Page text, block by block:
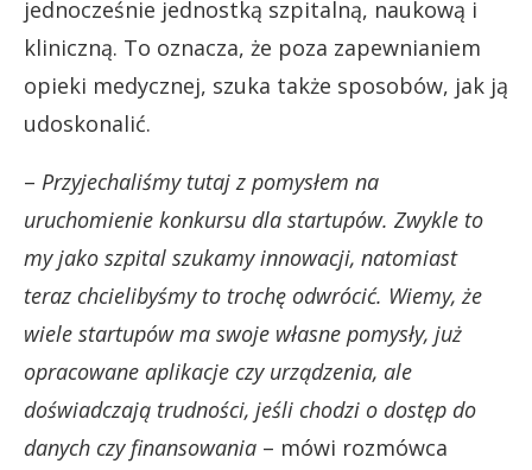
jednocześnie jednostką szpitalną, naukową i
kliniczną. To oznacza, że poza zapewnianiem
opieki medycznej, szuka także sposobów, jak ją
udoskonalić.
– Przyjechaliśmy tutaj z pomysłem na
uruchomienie konkursu dla startupów. Zwykle to
my jako szpital szukamy innowacji, natomiast
teraz chcielibyśmy to trochę odwrócić. Wiemy, że
wiele startupów ma swoje własne pomysły, już
opracowane aplikacje czy urządzenia, ale
doświadczają trudności, jeśli chodzi o dostęp do
danych czy finansowania – mówi rozmówca